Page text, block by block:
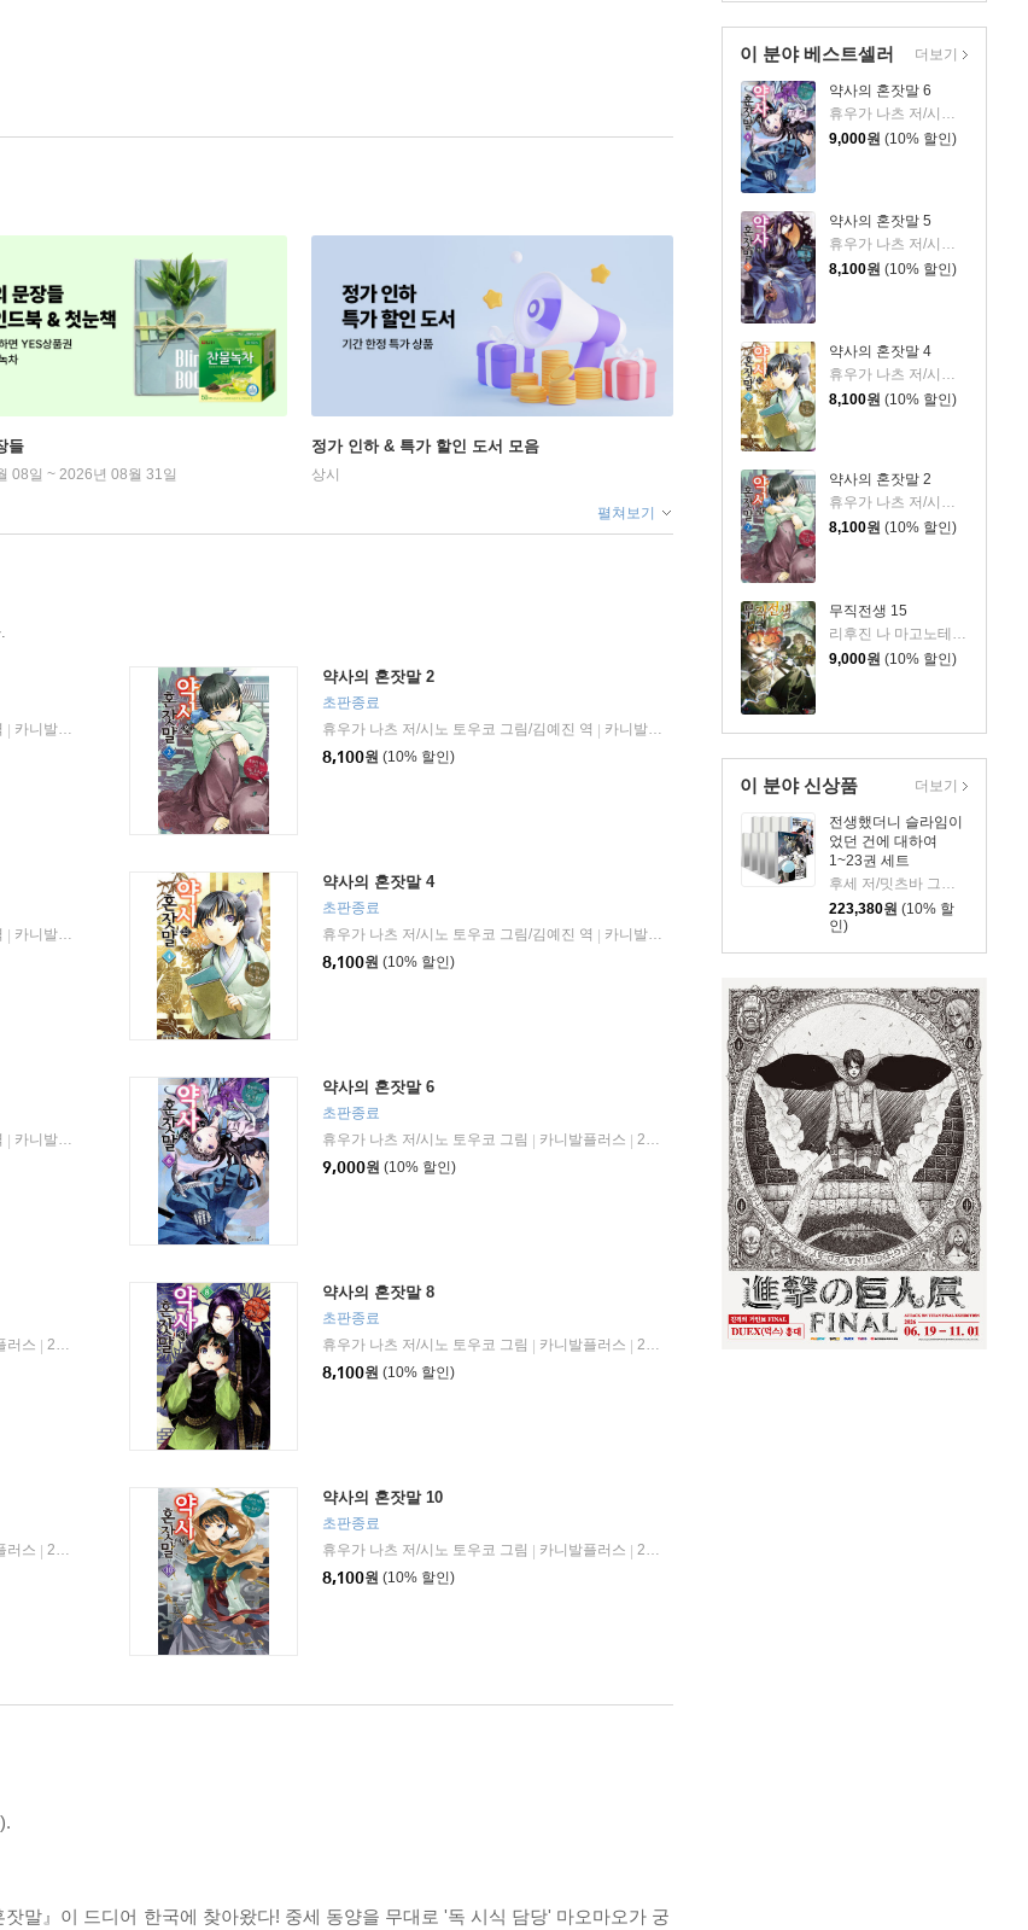
이 분야 베스트셀러
약사의 혼잣말 6
휴우가 나츠 저/시노 토우코 그림
9,000원 (10% 할인)
약사의 혼잣말 5
8,100원 (10% 할인)
약사의 혼잣말 4
8,100원 (10% 할인)
약사의 혼잣말 2
휴우가 나츠 저/시노 토우코 그림/김예진 역
8,100원 (10% 할인)
무직전생 15
9,000원 (10% 할인)
더보기
이 분야 신상품
전생했더니 슬라임이
었던 건에 대하여
1~23권 세트
223,380원 (10% 할
인)
더보기
들
08일 ~ 2026년 08월 31일
정가 인하 & 특가 할인 도서 모음
상시
펼쳐보기
카니발플러스
2018년 12월 28일
약사의 혼잣말 2
초판종료
휴우가 나츠 저/시노 토우코 그림/김예진 역
카니발플러스
2018년 12월 28일
8,100원 (10% 할인)
카니발플러스
2019년 02월 20일
약사의 혼잣말 4
초판종료
휴우가 나츠 저/시노 토우코 그림/김예진 역
카니발플러스
8,100원 (10% 할인)
카니발플러스
2019년 06월 13일
약사의 혼잣말 6
초판종료
휴우가 나츠 저/시노 토우코 그림
카니발플러스
2019년 08월 13일
9,000원 (10% 할인)
러스
2019년 10월 22일
약사의 혼잣말 8
초판종료
휴우가 나츠 저/시노 토우코 그림
카니발플러스
2019년 12월 20일
8,100원 (10% 할인)
러스
2021년 09월 27일
약사의 혼잣말 10
초판종료
휴우가 나츠 저/시노 토우코 그림
카니발플러스
2022년 01월 19일
8,100원 (10% 할인)
말』이 드디어 한국에 찾아왔다! 중세 동양을 무대로 '독 시식 담당' 마오마오가 궁